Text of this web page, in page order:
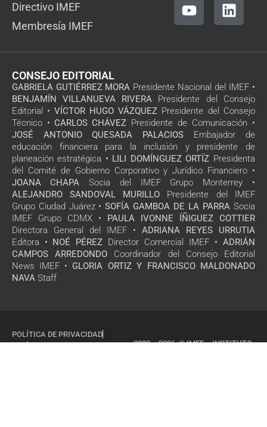
Directivo IMEF
Membresía IMEF
CONSEJO EDITORIAL
GABRIELA GUTIÉRREZ MORA Presidente Nacional del IMEF •
BENJAMÍN VILLANUEVA RIVERA Presidente del Consejo
Editorial • VÍCTOR HUGO VÁZQUEZ Presidente del Consejo
Técnico • CARLOS CHÁVEZ Presidente de Comunicación •
JOSÉ ANTONIO QUESADA PALACIOS Embajador de
educación financiera para la inclusión y presidente de
planeación estratégica • LILI DOMÍNGUEZ ORTÍZ Presidenta
del Comité de Gobierno Corporativo y Jurídico Financiero •
JOANA CHAPA Socia del IMEF Grupo Monterrey •
ALEJANDRO SANDOVAL MURILLO Presidente del IMEF
Grupo Ciudad Juárez • SOFÍA GAMBOA DE LA PARRA Socia
IMEF Grupo CDMX •
PAULA IVONNE ÍÑIGUEZ COTTIER
Directora General del IMEF • ADRIANA REYES URRUTIA
Editora •
NOÉ PÉREZ Director Comercial IMEF • ADRIÁN
CAMPOS ARREDONDO Coordinador del Consejo Editorial
News IMEF • GLORIA ORTIZ Y FRANCISCO MALDONADO
NAVA Staff
2022 – 2026 © IMEF – INSTITUTO
POLÍTICA DE PRIVACIDAD